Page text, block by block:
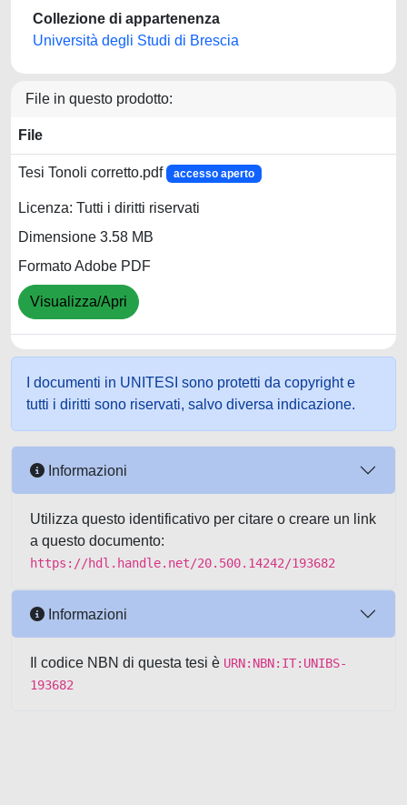
Collezione di appartenenza
Università degli Studi di Brescia
File in questo prodotto:
File
Tesi Tonoli corretto.pdf accesso aperto
Licenza: Tutti i diritti riservati
Dimensione 3.58 MB
Formato Adobe PDF
Visualizza/Apri
I documenti in UNITESI sono protetti da copyright e
tutti i diritti sono riservati, salvo diversa indicazione.
Informazioni
Utilizza questo identificativo per citare o creare un link
a questo documento:
https://hdl.handle.net/20.500.14242/193682
Informazioni
Il codice NBN di questa tesi è URN:NBN:IT:UNIBS-
193682